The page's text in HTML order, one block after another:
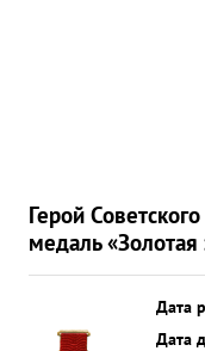
Герой
медаль «Золотая
Дата
Дата